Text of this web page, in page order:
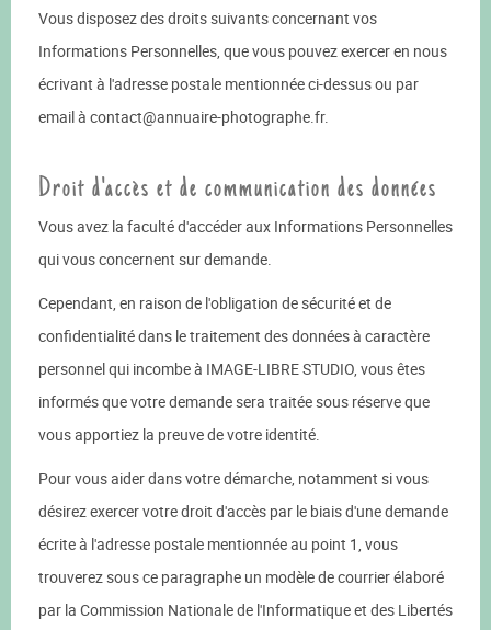
Vous disposez des droits suivants concernant vos
Informations Personnelles, que vous pouvez exercer en nous
écrivant à l'adresse postale mentionnée ci-dessus ou par
email à contact@annuaire-photographe.fr.
Droit d'accès et de communication des données
Vous avez la faculté d'accéder aux Informations Personnelles
qui vous concernent sur demande.
Cependant, en raison de l'obligation de sécurité et de
confidentialité dans le traitement des données à caractère
personnel qui incombe à IMAGE-LIBRE STUDIO, vous êtes
informés que votre demande sera traitée sous réserve que
vous apportiez la preuve de votre identité.
Pour vous aider dans votre démarche, notamment si vous
désirez exercer votre droit d'accès par le biais d'une demande
écrite à l'adresse postale mentionnée au point 1, vous
trouverez sous ce paragraphe un modèle de courrier élaboré
par la Commission Nationale de l'Informatique et des Libertés